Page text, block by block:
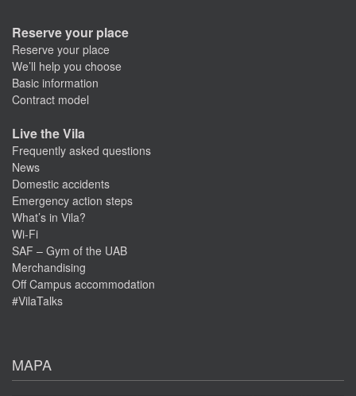
Reserve your place
Reserve your place
We’ll help you choose
Basic information
Contract model
Live the Vila
Frequently asked questions
News
Domestic accidents
Emergency action steps
What’s in Vila?
Wi-Fi
SAF – Gym of the UAB
Merchandising
Off Campus accommodation
#VilaTalks
MAPA